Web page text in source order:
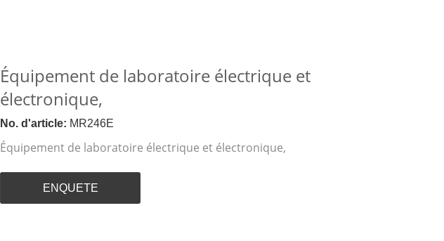
Équipement de laboratoire électrique et
électronique,
No. d'article: MR246E
Équipement de laboratoire électrique et électronique,
ENQUETE